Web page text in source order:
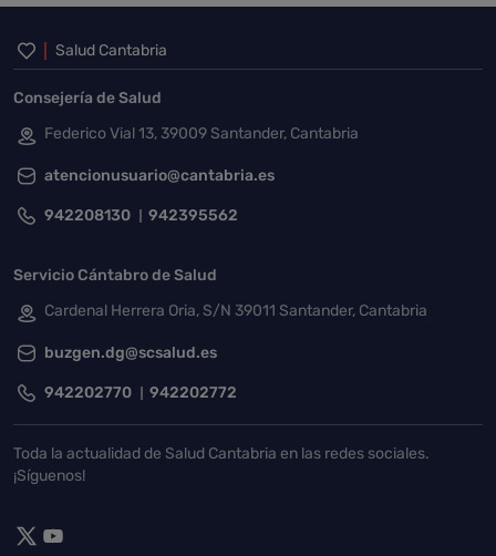
Inicio del pie de página
Salud Cantabria
Consejería de Salud
Federico Vial 13, 39009 Santander, Cantabria
atencionusuario@cantabria.es
942208130 942395562
Servicio Cántabro de Salud
Cardenal Herrera Oria, S/N 39011 Santander, Cantabria
buzgen.dg@scsalud.es
942202770 942202772
Toda la actualidad de Salud Cantabria en las redes sociales.
¡Síguenos!